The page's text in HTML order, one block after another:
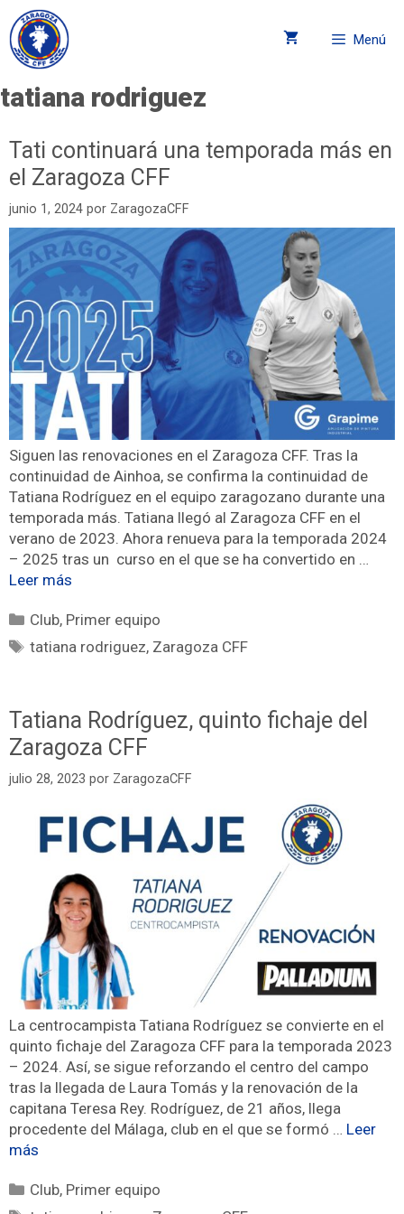
Menú
tatiana rodriguez
Tati continuará una temporada más en
el Zaragoza CFF
junio 1, 2024 por ZaragozaCFF
Siguen las renovaciones en el Zaragoza CFF. Tras la
continuidad de Ainhoa, se confirma la continuidad de
Tatiana Rodríguez en el equipo zaragozano durante una
temporada más. Tatiana llegó al Zaragoza CFF en el
verano de 2023. Ahora renueva para la temporada 2024
– 2025 tras un curso en el que se ha convertido en …
Leer más
Club, Primer equipo
tatiana rodriguez, Zaragoza CFF
Tatiana Rodríguez, quinto fichaje del
Zaragoza CFF
julio 28, 2023 por ZaragozaCFF
La centrocampista Tatiana Rodríguez se convierte en el
quinto fichaje del Zaragoza CFF para la temporada 2023
– 2024. Así, se sigue reforzando el centro del campo
tras la llegada de Laura Tomás y la renovación de la
capitana Teresa Rey. Rodríguez, de 21 años, llega
procedente del Málaga, club en el que se formó … Leer
más
Club, Primer equipo